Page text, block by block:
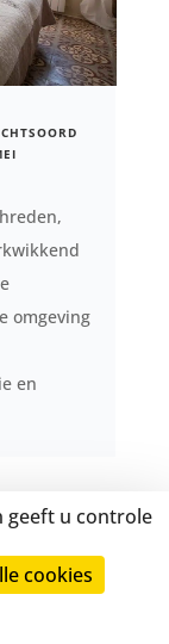
omgeving
en
geeft u controle
cookies